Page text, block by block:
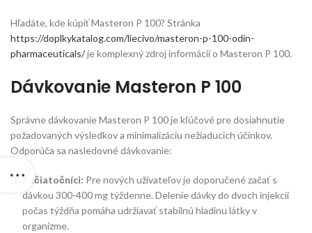
Hľadáte, kde kúpiť Masteron P 100? Stránka
https://doplkykatalog.com/liecivo/masteron-p-100-odin-
pharmaceuticals/je komplexný zdroj informácií o Masteron P 100.
Dávkovanie Masteron P 100
Správne dávkovanie Masteron P 100 je kľúčové pre dosiahnutie
požadovaných výsledkov a minimalizáciu nežiaducich účinkov.
Odporúča sa nasledovné dávkovanie:
Začiatočníci: Pre nových užívateľov je doporučené začať s
dávkou 300-400 mg týždenne. Delenie dávky do dvoch injekcií
počas týždňa pomáha udržiavať stabilnú hladinu látky v
organizme.